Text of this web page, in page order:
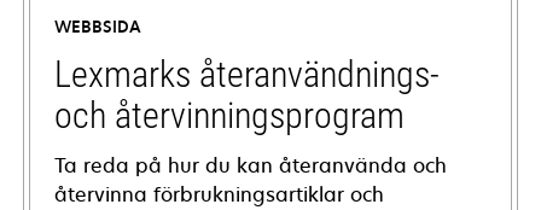
new
tab
WEBBSIDA
Lexmarks återanvändnings-
och återvinningsprogram
Ta reda på hur du kan återanvända och
återvinna förbrukningsartiklar och